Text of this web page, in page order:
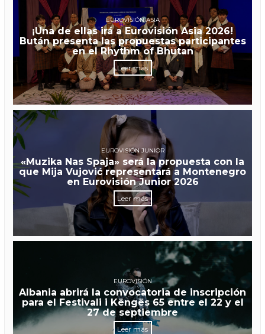
EUROVISIÓN ASIA
¡Una de ellas irá a Eurovisión Asia 2026!
Bután presenta las propuestas participantes
en el Rhythm of Bhutan
Leer más
EUROVISIÓN JUNIOR
«Muzika Nas Spaja» será la propuesta con la
que Mija Vujović representará a Montenegro
en Eurovisión Junior 2026
Leer más
EUROVISIÓN
Albania abrirá la convocatoria de inscripción
para el Festivali i Këngës 65 entre el 22 y el
27 de septiembre
Leer más